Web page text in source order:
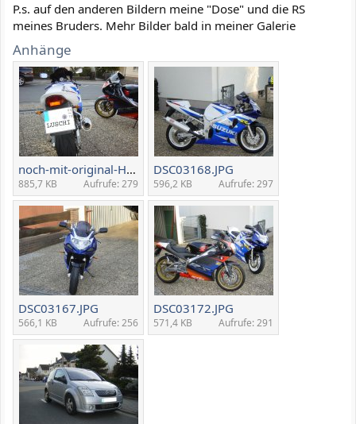
P.s. auf den anderen Bildern meine "Dose" und die RS
meines Bruders. Mehr Bilder bald in meiner Galerie
Anhänge
noch-mit-original-Heckverkl.jpg
885,7 KB Aufrufe: 279
DSC03168.JPG
596,2 KB Aufrufe: 297
DSC03167.JPG
566,1 KB Aufrufe: 256
DSC03172.JPG
571,4 KB Aufrufe: 291